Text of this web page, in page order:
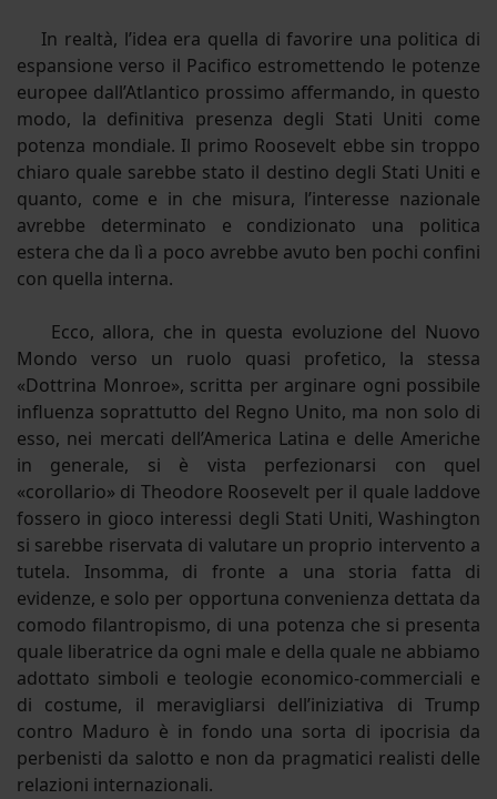
In realtà, l’idea era quella di favorire una politica di
espansione verso il Pacifico estromettendo le potenze
europee dall’Atlantico prossimo affermando, in questo
modo, la definitiva presenza degli Stati Uniti come
potenza mondiale. Il primo Roosevelt ebbe sin troppo
chiaro quale sarebbe stato il destino degli Stati Uniti e
quanto, come e in che misura, l’interesse nazionale
avrebbe determinato e condizionato una politica
estera che da lì a poco avrebbe avuto ben pochi confini
con quella interna.
Ecco, allora, che in questa evoluzione del Nuovo
Mondo verso un ruolo quasi profetico, la stessa
«Dottrina Monroe», scritta per arginare ogni possibile
influenza soprattutto del Regno Unito, ma non solo di
esso, nei mercati dell’America Latina e delle Americhe
in generale, si è vista perfezionarsi con quel
«corollario» di Theodore Roosevelt per il quale laddove
fossero in gioco interessi degli Stati Uniti, Washington
si sarebbe riservata di valutare un proprio intervento a
tutela. Insomma, di fronte a una storia fatta di
evidenze, e solo per opportuna convenienza dettata da
comodo filantropismo, di una potenza che si presenta
quale liberatrice da ogni male e della quale ne abbiamo
adottato simboli e teologie economico-commerciali e
di costume, il meravigliarsi dell’iniziativa di Trump
contro Maduro è in fondo una sorta di ipocrisia da
perbenisti da salotto e non da pragmatici realisti delle
relazioni internazionali.